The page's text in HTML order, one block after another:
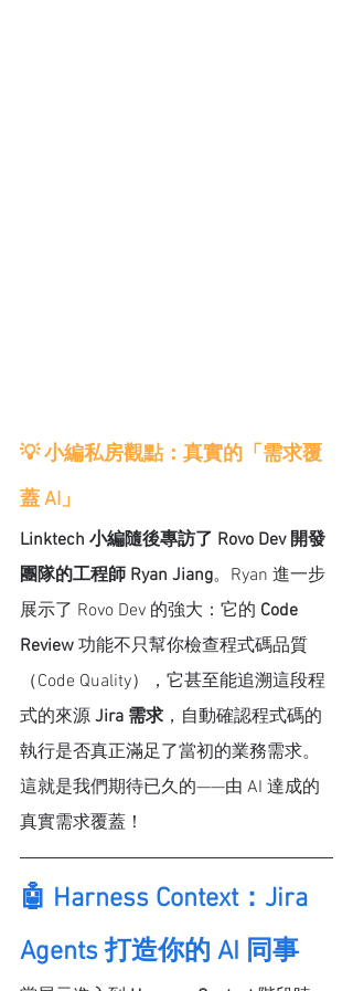
💡 小編私房觀點：真實的「需求覆
蓋 AI」
Linktech 小編隨後專訪了 Rovo Dev 開發
團隊的工程師 Ryan Jiang。Ryan 進一步
展示了 Rovo Dev 的強大：它的 Code
Review 功能不只幫你檢查程式碼品質
（Code Quality），它甚至能追溯這段程
式的來源 Jira 需求 ，自動確認程式碼的
執行是否真正滿足了當初的業務需求。
這就是我們期待已久的——由 AI 達成的
真實需求覆蓋！
🤖 Harness Context：Jira
Agents 打造你的 AI 同事